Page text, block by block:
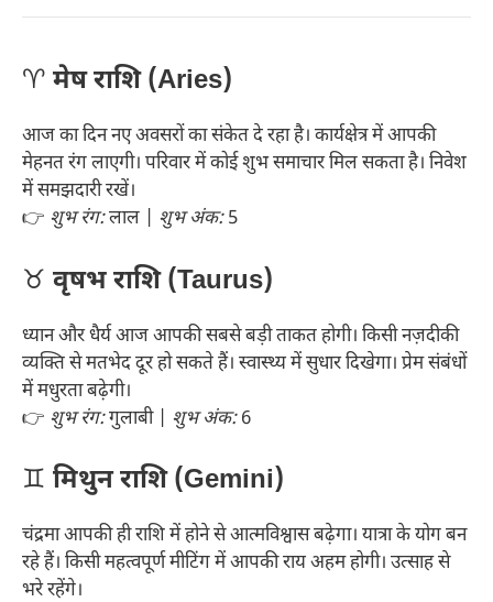
♈ मेष राशि (Aries)
आज का दिन नए अवसरों का संकेत दे रहा है। कार्यक्षेत्र में आपकी
मेहनत रंग लाएगी। परिवार में कोई शुभ समाचार मिल सकता है। निवेश
में समझदारी रखें।
👉 शुभ रंग:लाल | शुभ अंक:5
♉ वृषभ राशि (Taurus)
ध्यान और धैर्य आज आपकी सबसे बड़ी ताकत होगी। किसी नज़दीकी
व्यक्ति से मतभेद दूर हो सकते हैं। स्वास्थ्य में सुधार दिखेगा। प्रेम संबंधों
में मधुरता बढ़ेगी।
👉 शुभ रंग:गुलाबी | शुभ अंक:6
♊ मिथुन राशि (Gemini)
चंद्रमा आपकी ही राशि में होने से आत्मविश्वास बढ़ेगा। यात्रा के योग बन
रहे हैं। किसी महत्वपूर्ण मीटिंग में आपकी राय अहम होगी। उत्साह से
भरे रहेंगे।